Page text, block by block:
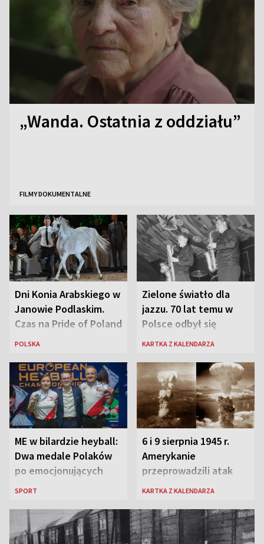
„Wanda. Ostatnia z oddziału”
FILMY DOKUMENTALNE
Dni Konia Arabskiego w
Janowie Podlaskim.
Czas na Pride of Poland
POLSKA
Zielone światło dla
jazzu. 70 lat temu w
Polsce odbył się
pierwszy festiwal
KARTKA Z KALENDARZA
ME w bilardzie heyball:
Dwa medale Polaków
po emocjonujących
finałach w Kielcach
SPORT
6 i 9 sierpnia 1945 r.
Amerykanie
przeprowadzili atak
atomowy na Hiroszimę
KARTKA Z KALENDARZA